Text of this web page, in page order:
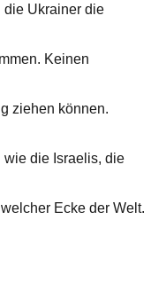
die Ukrainer die
Keinen
ziehen können.
wie die Israelis, die
Ecke der Welt.